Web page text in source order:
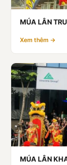
MÚA LÂN
Xem thêm →
MÚA LÂN